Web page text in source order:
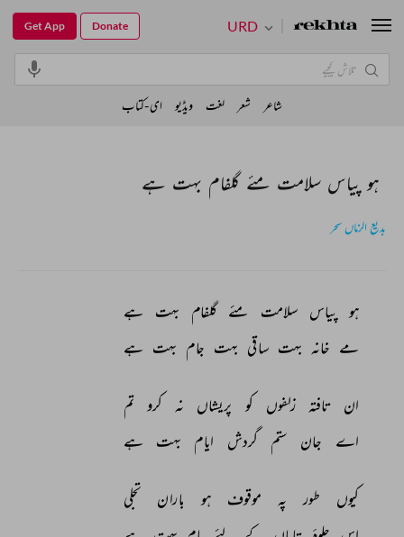
ہو پیاس سلامت مئے گلفام بہت ہے
بدیع الزماں سحر
ہو پیاس سلامت مئے گلفام بہت
ہے
مے خانہ بہت ساقی بہت جام بہت ہے
ان تافتہ زلفوں کو پریشاں نہ کرو
تم
اے
جان ستم گردش ایام بہت ہے
کیوں طور پہ موقوف ہو باران
تجلی
URD
Get App Donate
شاعر شعر لغت ویڈیو ای-کتاب